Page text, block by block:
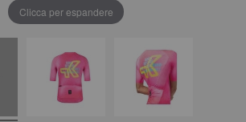
Clicca per espandere